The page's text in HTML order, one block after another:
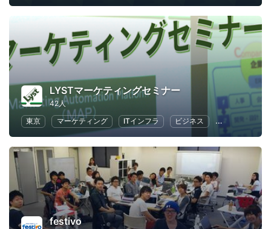
LYSTマーケティングセミナー
42人
東京
マーケティング ITインフラ ビジネス 情報システム
festivo